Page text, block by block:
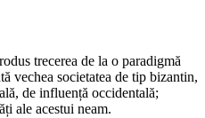
trecerea de la o paradigmă
vechea societatea de tip bizantin,
de influență occidentală;
ale acestui neam.